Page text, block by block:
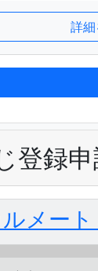
詳
登録
メート